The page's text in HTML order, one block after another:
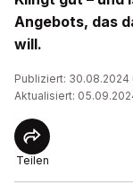
Angebots, das
will.
Publiziert: 30.08.2024
Aktualisiert:
Teilen